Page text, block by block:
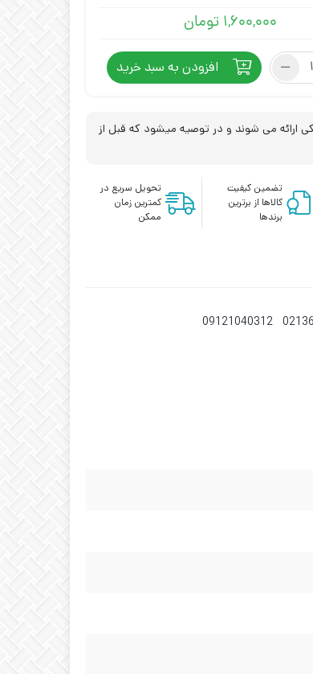
۱,۶۰۰,۰۰۰ تومان
افزودن به سبد خرید
ارائه می شوند و در توصیه میشود که قبل از
تضمین کیفیت
کالاها از برترین
برندها
تحویل سریع در
کمترین زمان
ممکن